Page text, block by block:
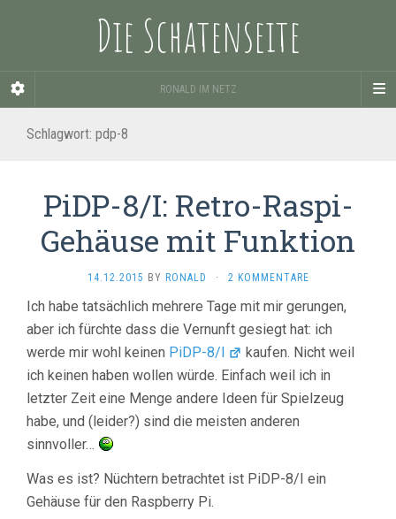
Die Schatenseite
RONALD IM NETZ
Schlagwort: pdp-8
PiDP-8/I: Retro-Raspi-
Gehäuse mit Funktion
14.12.2015 BY RONALD · 2 KOMMENTARE
Ich habe tatsächlich mehrere Tage mit mir gerungen,
aber ich fürchte dass die Vernunft gesiegt hat: ich
werde mir wohl keinen PiDP-8/I
kaufen. Nicht weil
ich keinen haben wollen würde. Einfach weil ich in
letzter Zeit eine Menge andere Ideen für Spielzeug
habe, und (leider?) sind die meisten anderen
sinnvoller…
Was es ist? Nüchtern betrachtet ist PiDP-8/I ein
Gehäuse für den Raspberry Pi.